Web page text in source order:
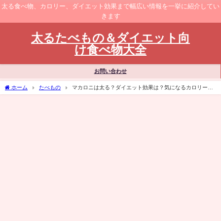
太る食べ物、カロリー、ダイエット効果まで幅広い情報を一挙に紹介してい
きます
太るたべもの＆ダイエット向
け食べ物大全
お問い合わせ
ホーム たべもの
マカロニは太る？ダイエット効果は？気になるカロリーも
調査！